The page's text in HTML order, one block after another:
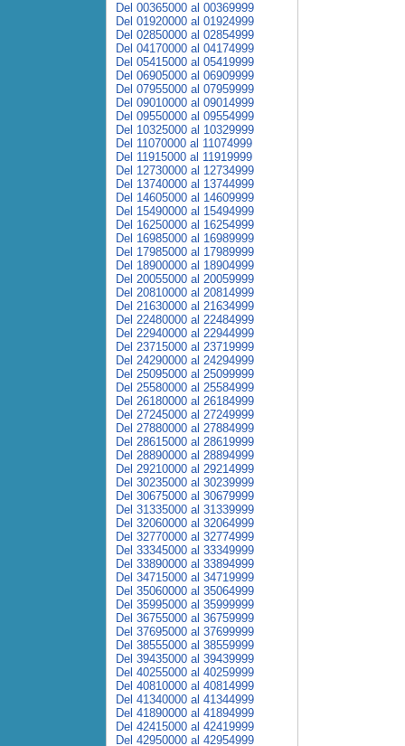
Del 00365000 al 00369999
Del 01920000 al 01924999
Del 02850000 al 02854999
Del 04170000 al 04174999
Del 05415000 al 05419999
Del 06905000 al 06909999
Del 07955000 al 07959999
Del 09010000 al 09014999
Del 09550000 al 09554999
Del 10325000 al 10329999
Del 11070000 al 11074999
Del 11915000 al 11919999
Del 12730000 al 12734999
Del 13740000 al 13744999
Del 14605000 al 14609999
Del 15490000 al 15494999
Del 16250000 al 16254999
Del 16985000 al 16989999
Del 17985000 al 17989999
Del 18900000 al 18904999
Del 20055000 al 20059999
Del 20810000 al 20814999
Del 21630000 al 21634999
Del 22480000 al 22484999
Del 22940000 al 22944999
Del 23715000 al 23719999
Del 24290000 al 24294999
Del 25095000 al 25099999
Del 25580000 al 25584999
Del 26180000 al 26184999
Del 27245000 al 27249999
Del 27880000 al 27884999
Del 28615000 al 28619999
Del 28890000 al 28894999
Del 29210000 al 29214999
Del 30235000 al 30239999
Del 30675000 al 30679999
Del 31335000 al 31339999
Del 32060000 al 32064999
Del 32770000 al 32774999
Del 33345000 al 33349999
Del 33890000 al 33894999
Del 34715000 al 34719999
Del 35060000 al 35064999
Del 35995000 al 35999999
Del 36755000 al 36759999
Del 37695000 al 37699999
Del 38555000 al 38559999
Del 39435000 al 39439999
Del 40255000 al 40259999
Del 40810000 al 40814999
Del 41340000 al 41344999
Del 41890000 al 41894999
Del 42415000 al 42419999
Del 42950000 al 42954999